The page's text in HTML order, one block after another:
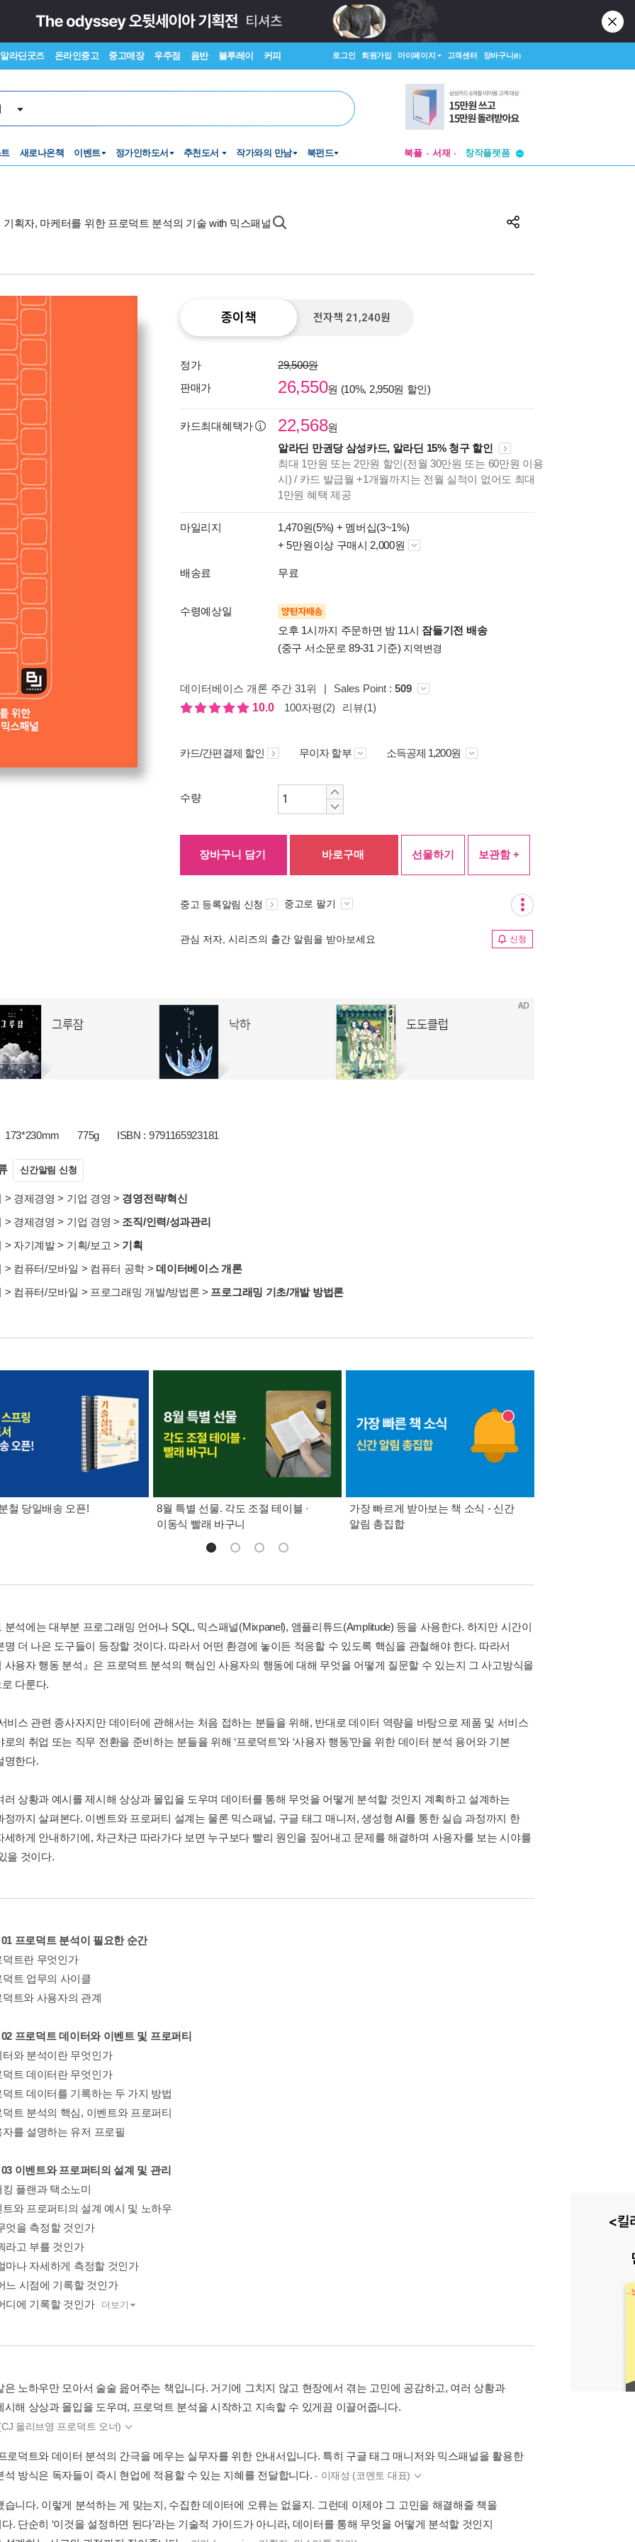
알라딘굿즈 온라인중고 중고매장 우주점 음반 블루레이 커피 로그인 회원가입 마이페이지 고객센터 장바구니(0)
새로나온책 이벤트 정가인하도서 추천도서 작가와의 만남 북펀드 북플 서재
창작플랫폼
기획자, 마케터를 위한 프로덕트 분석의 기술 with 믹스패널
종이책 전자책 21,240원
정가
29,500원
판매가
26,550원 (10%, 2,950원 할인)
카드최대혜택가 22,568원
알라딘 만권당 삼성카드, 알라딘 15% 청구 할인
최대 1만원 또는 2만원 할인(전월 30만원 또는 60만원 이용
시) / 카드 발급월 +1개월까지는 전월 실적이 없어도 최대
1만원 혜택 제공
마일리지 1,470원(5%) + 멤버십(3~1%)
+ 5만원이상 구매시 2,000원
배송료 무료
수령예상일 양탄자배송
오후 1시까지 주문하면 밤 11시 잠들기전 배송
(중구 서소문로 89-31 기준) 지역변경
데이터베이스 개론 주간 31위 | Sales Point : 509
10.0
100자평(2) 리뷰(1)
카드/간편결제 할인 무이자 할부 소득공제 1,200원
수량
장바구니 담기 바로구매 선물하기 보관함 +
중고 등록알림 신청 중고로 팔기
관심 저자, 시리즈의 출간 알림을 받아보세요 신청
173*230mm 775g ISBN : 9791165923181
신간알림 신청
> 경제경영 > 기업 경영 > 경영전략/혁신
> 경제경영 > 기업 경영 > 조직/인력/성과관리
> 자기계발> 기획/보고 > 기획
> 컴퓨터/모바일 > 컴퓨터 공학 >데이터베이스 개론
> 컴퓨터/모바일 > 프로그래밍 개발/방법론 > 프로그래밍 기초/개발 방법론
철 당일배송 오픈!
8월 특별 선물. 각도 조절 테이블 ·
이동식 빨래 바구니
가장 빠르게 받아보는 책 소식 - 신간
알림 총집합
분석에는 대부분 프로그래밍 언어나 SQL, 믹스패널(Mixpanel), 앰플리튜드(Amplitude) 등을 사용한다. 하지만 시간이
명 더 나은 도구들이 등장할 것이다. 따라서 어떤 환경에 놓이든 적응할 수 있도록 핵심을 관철해야 한다. 따라서
사용자 행동 분석』은 프로덕트 분석의 핵심인 사용자의 행동에 대해 무엇을 어떻게 질문할 수 있는지 그 사고방식을
다룬다.
비스 관련 종사자지만 데이터에 관해서는 처음 접하는 분들을 위해, 반대로 데이터 역량을 바탕으로 제품 및 서비스
로의 취업 또는 직무 전환을 준비하는 분들을 위해 ‘프로덕트’와 ‘사용자 행동’만을 위한 데이터 분석 용어와 기본
명한다.
러 상황과 예시를 제시해 상상과 몰입을 도우며 데이터를 통해 무엇을 어떻게 분석할 것인지 계획하고 설계하는
정까지 살펴본다. 이벤트와 프로퍼티 설계는 물론 믹스패널, 구글 태그 매니저, 생성형 AI를 통한 실습 과정까지 한
세하게 안내하기에, 차근차근 따라가다 보면 누구보다 빨리 원인을 짚어내고 문제를 해결하며 사용자를 보는 시야를
을 것이다.
프로덕트 분석이 필요한 순간
덕트란 무엇인가
덕트 업무의 사이클
덕트와 사용자의 관계
프로덕트 데이터와 이벤트 및 프로퍼티
터와 분석이란 무엇인가
덕트 데이터란 무엇인가
덕트 데이터를 기록하는 두 가지 방법
덕트 분석의 핵심, 이벤트와 프로퍼티
자를 설명하는 유저 프로필
이벤트와 프로퍼티의 설계 및 관리
킹 플랜과 택소노미
트와 프로퍼티의 설계 예시 및 노하우
엇을 측정할 것인가
라고 부를 것인가
마나 자세하게 측정할 것인가
느 시점에 기록할 것인가
디에 기록할 것인가
더보기
은 노하우만 모아서 술술 읊어주는 책입니다. 거기에 그치지 않고 현장에서 겪는 고민에 공감하고, 여러 상황과
시해 상상과 몰입을 도우며, 프로덕트 분석을 시작하고 지속할 수 있게끔 이끌어줍니다.
올리브영 프로덕트 오너)
로덕트와 데이터 분석의 간극을 메우는 실무자를 위한 안내서입니다. 특히 구글 태그 매니저와 믹스패널을 활용한
석 방식은 독자들이 즉시 현업에 적용할 수 있는 지혜를 전달합니다.- 이재성 (코멘토 대표)
습니다. 이렇게 분석하는 게 맞는지, 수집한 데이터에 오류는 없을지. 그런데 이제야 그 고민을 해결해줄 책을
. 단순히 ‘이것을 설정하면 된다’라는 기술적 가이드가 아니라, 데이터를 통해 무엇을 어떻게 분석할 것인지